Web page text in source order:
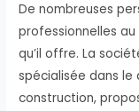
De nombreuses
professionnelles
qu’il offre. La
spécialisée dans
construction,